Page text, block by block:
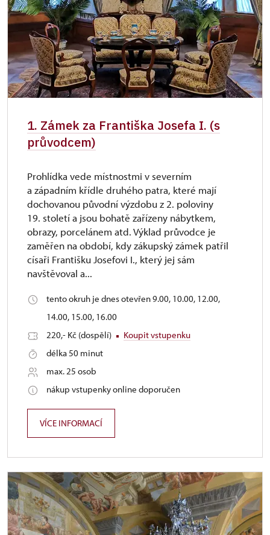
1. Zámek za Františka Josefa I. (s
průvodcem)
Prohlídka vede místnostmi v severním
a západním křídle druhého patra, které mají
dochovanou původní výzdobu z 2. poloviny
19. století a jsou bohatě zařízeny nábytkem,
obrazy, porcelánem atd. Výklad průvodce je
zaměřen na období, kdy zákupský zámek patřil
císaři Františku Josefovi I., který jej sám
navštěvoval a...
tento okruh je dnes otevřen 9.00, 10.00, 12.00,
14.00, 15.00, 16.00
220,- Kč (dospělí)
Koupit vstupenku
délka 50 minut
max. 25 osob
nákup vstupenky online doporučen
VÍCE INFORMACÍ